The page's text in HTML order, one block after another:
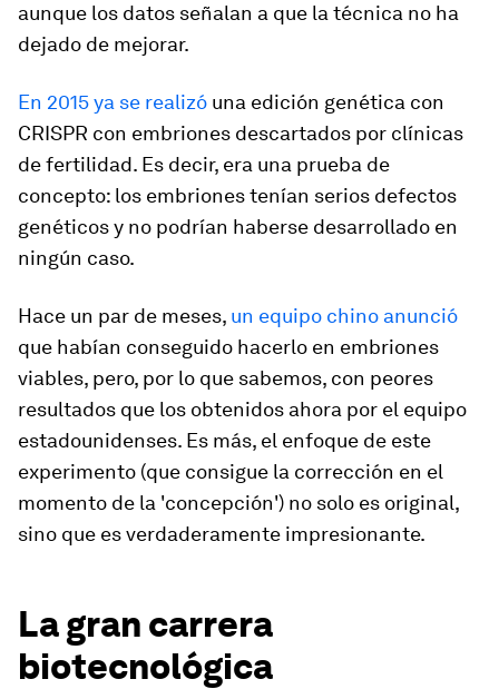
aunque los datos señalan a que la técnica no ha
dejado de mejorar.
En 2015 ya se realizó una edición genética con
CRISPR con embriones descartados por clínicas
de fertilidad. Es decir, era una prueba de
concepto: los embriones tenían serios defectos
genéticos y no podrían haberse desarrollado en
ningún caso.
Hace un par de meses, un equipo chino anunció
que habían conseguido hacerlo en embriones
viables, pero, por lo que sabemos, con peores
resultados que los obtenidos ahora por el equipo
estadounidenses. Es más, el enfoque de este
experimento (que consigue la corrección en el
momento de la 'concepción') no solo es original,
sino que es verdaderamente impresionante.
La gran carrera
biotecnológica